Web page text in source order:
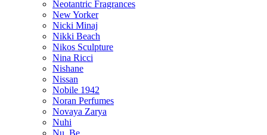
Neotantric Fragrances
New Yorker
Nicki Minaj
Nikki Beach
Nikos Sculpture
Nina Ricci
Nishane
Nissan
Nobile 1942
Noran Perfumes
Novaya Zarya
Nuhi
Nu_Be